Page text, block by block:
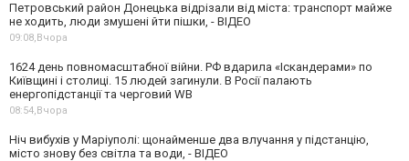
Петровський район Донецька відрізали від міста: транспорт майже
не ходить, люди змушені йти пішки, - ВІДЕО
09:08,Вчора
1624 день повномасштабної війни. РФ вдарила «Іскандерами» по
Київщині і столиці. 15 людей загинули. В Росії палають
енергопідстанції та черговий WB
08:54,Вчора
Ніч вибухів у Маріуполі: щонайменше два влучання у підстанцію,
місто знову без світла та води, - ВІДЕО